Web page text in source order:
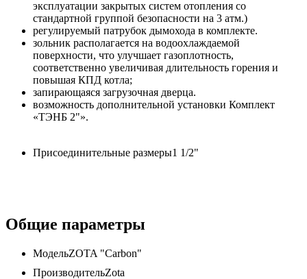
эксплуатации закрытых систем отопления со
стандартной группой безопасности на 3 атм.)
регулируемый патрубок дымохода в комплекте.
зольник располагается на водоохлаждаемой
поверхности, что улучшает газоплотность,
соответственно увеличивая длительность горения и
повышая КПД котла;
запирающаяся загрузочная дверца.
​возможность дополнительной установки Комплект
«ТЭНБ 2"».
Присоединительные размеры1 1/2"
Общие параметры
МодельZOTA "Carbon"
ПроизводительZota